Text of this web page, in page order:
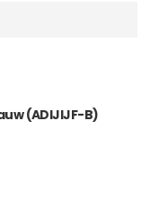
(ADIJIJF-B)